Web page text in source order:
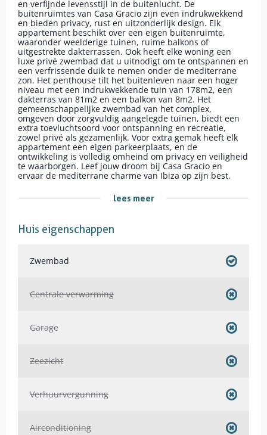
en verfijnde levensstijl in de buitenlucht. De
buitenruimtes van Casa Gracio zijn even indrukwekkend
en bieden privacy, rust en uitzonderlijk design. Elk
appartement beschikt over een eigen buitenruimte,
waaronder weelderige tuinen, ruime balkons of
uitgestrekte dakterrassen. Ook heeft elke woning een
luxe privé zwembad dat u uitnodigt om te ontspannen en
een verfrissende duik te nemen onder de mediterrane
zon. Het penthouse tilt het buitenleven naar een hoger
niveau met een indrukwekkende tuin van 178m2, een
dakterras van 81m2 en een balkon van 8m2. Het
gemeenschappelijke zwembad van het complex,
omgeven door zorgvuldig aangelegde tuinen, biedt een
extra toevluchtsoord voor ontspanning en recreatie,
zowel privé als gezamenlijk. Voor extra gemak heeft elk
appartement een eigen parkeerplaats, en de
ontwikkeling is volledig omheind om privacy en veiligheid
te waarborgen. Leef jouw droom bij Casa Gracio en
ervaar de mediterrane charme van Ibiza op zijn best.
lees meer
Huis eigenschappen
Zwembad
Centrale verwarming
Garage
Zeezicht
Verhuurvergunning
Airconditioning